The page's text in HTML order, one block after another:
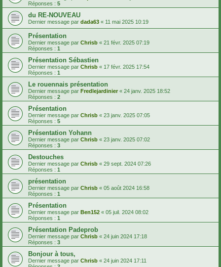
Réponses : 5
du RE-NOUVEAU
Dernier message par dada63 « 11 mai 2025 10:19
Présentation
Dernier message par Chrisb « 21 févr. 2025 07:19
Réponses : 1
Présentation Sébastien
Dernier message par Chrisb « 17 févr. 2025 17:54
Réponses : 1
Le rouennais présentation
Dernier message par Fredlejardinier « 24 janv. 2025 18:52
Réponses : 2
Présentation
Dernier message par Chrisb « 23 janv. 2025 07:05
Réponses : 5
Présentation Yohann
Dernier message par Chrisb « 23 janv. 2025 07:02
Réponses : 3
Destouches
Dernier message par Chrisb « 29 sept. 2024 07:26
Réponses : 1
présentation
Dernier message par Chrisb « 05 août 2024 16:58
Réponses : 1
Présentation
Dernier message par Ben152 « 05 juil. 2024 08:02
Réponses : 1
Présentation Padeprob
Dernier message par Chrisb « 24 juin 2024 17:18
Réponses : 3
Bonjour à tous,
Dernier message par Chrisb « 24 juin 2024 17:11